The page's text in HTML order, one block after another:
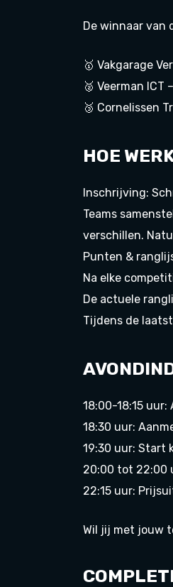
De winnaar van
🥇 Vakgarage
🥈 Veerman ICT
🥉 Cornelissen
HOE
Inschrijving:
Teams
verschillen.
Punten &
Na elke
De actuele
Tijdens de
18:00-18:15
18:30 uur:
19:30 uur: Start
20:00 tot 22:00
22:15 uur:
Wil jij met jouw